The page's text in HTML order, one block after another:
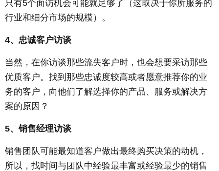
只有5个面访机会可能就足够了（这取决于你所服务的
行业和细分市场的规模）。
4、忠诚客户访谈
当然，在你访谈那些流失客户时，也会想要采访那些
优质客户。找到那些忠诚度较高或者愿意推荐你的业
务的客户，向他们了解选择你的产品、服务或解决方
案的原因？
5、销售经理访谈
销售团队可能最知道客户做出最终购买决策的动机，
所以，找时间与团队中经验最丰富或经验最少的销售